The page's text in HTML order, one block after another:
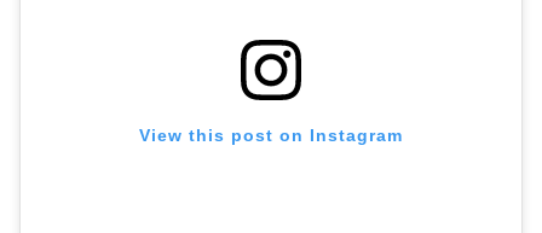
View this post on Instagram